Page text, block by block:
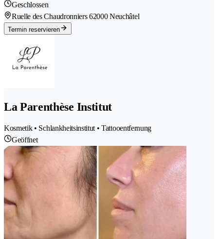
Geschlossen
Ruelle des Chaudronniers 62000 Neuchâtel
Termin reservieren
La Parenthèse Institut
Kosmetik • Schlankheitsinstitut • Tattooentfernung
Geöffnet